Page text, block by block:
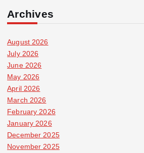
Archives
August 2026
July 2026
June 2026
May 2026
April 2026
March 2026
February 2026
January 2026
December 2025
November 2025